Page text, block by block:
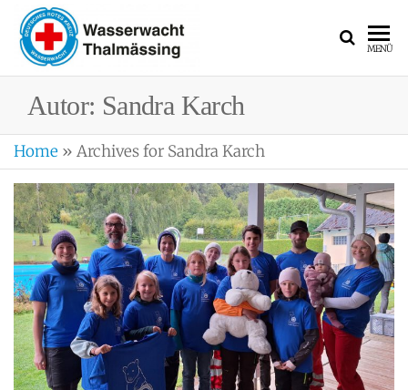
MENÜ
Autor: Sandra Karch
Home » Archives for Sandra Karch